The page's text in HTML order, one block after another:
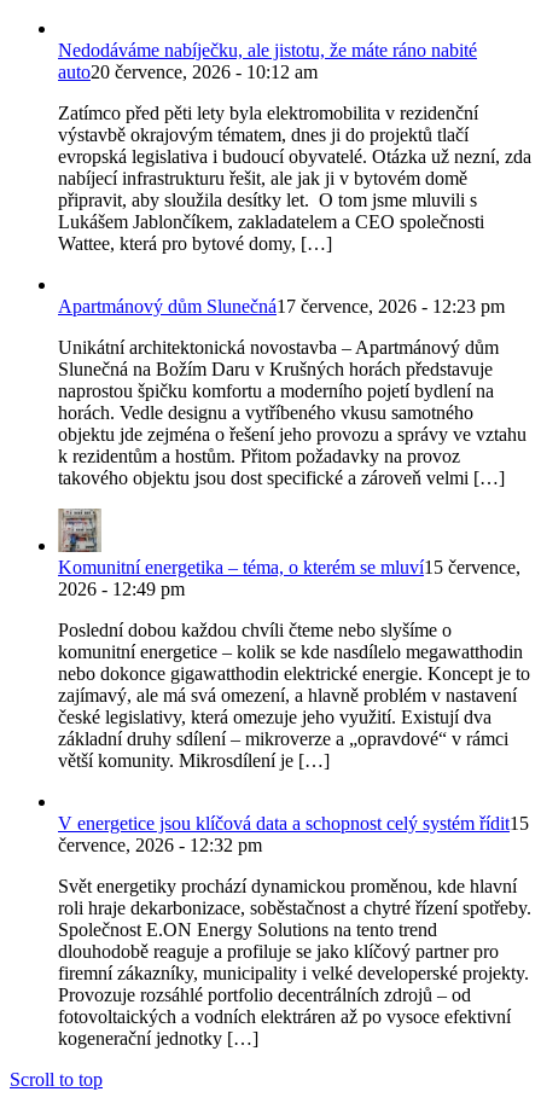
Nedodáváme nabíječku, ale jistotu, že máte ráno nabité
auto20 července, 2026 - 10:12 am
Zatímco před pěti lety byla elektromobilita v rezidenční
výstavbě okrajovým tématem, dnes ji do projektů tlačí
evropská legislativa i budoucí obyvatelé. Otázka už nezní, zda
nabíjecí infrastrukturu řešit, ale jak ji v bytovém domě
připravit, aby sloužila desítky let. O tom jsme mluvili s
Lukášem Jablončíkem, zakladatelem a CEO společnosti
Wattee, která pro bytové domy, […]
Apartmánový dům Slunečná17 července, 2026 - 12:23 pm
Unikátní architektonická novostavba – Apartmánový dům
Slunečná na Božím Daru v Krušných horách představuje
naprostou špičku komfortu a moderního pojetí bydlení na
horách. Vedle designu a vytříbeného vkusu samotného
objektu jde zejména o řešení jeho provozu a správy ve vztahu
k rezidentům a hostům. Přitom požadavky na provoz
takového objektu jsou dost specifické a zároveň velmi […]
Komunitní energetika – téma, o kterém se mluví15 července,
2026 - 12:49 pm
Poslední dobou každou chvíli čteme nebo slyšíme o
komunitní energetice – kolik se kde nasdílelo megawatthodin
nebo dokonce gigawatthodin elektrické energie. Koncept je to
zajímavý, ale má svá omezení, a hlavně problém v nastavení
české legislativy, která omezuje jeho využití. Existují dva
základní druhy sdílení – mikroverze a „opravdové“ v rámci
větší komunity. Mikrosdílení je […]
V energetice jsou klíčová data a schopnost celý systém řídit15
července, 2026 - 12:32 pm
Svět energetiky prochází dynamickou proměnou, kde hlavní
roli hraje dekarbonizace, soběstačnost a chytré řízení spotřeby.
Společnost E.ON Energy Solutions na tento trend
dlouhodobě reaguje a profiluje se jako klíčový partner pro
firemní zákazníky, municipality i velké developerské projekty.
Provozuje rozsáhlé portfolio decentrálních zdrojů – od
fotovoltaických a vodních elektráren až po vysoce efektivní
kogenerační jednotky […]
Scroll to top